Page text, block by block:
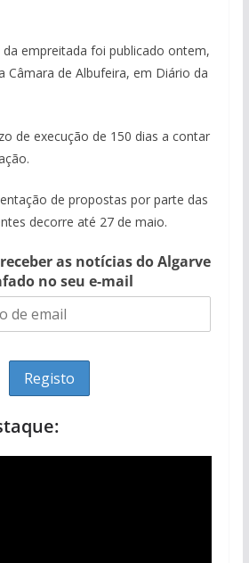
empreitada foi publicado ontem,
Câmara de Albufeira, em Diário da
de execução de 150 dias a contar
de propostas por parte das
decorre até 27 de maio.
as notícias do Algarve
no seu e-mail